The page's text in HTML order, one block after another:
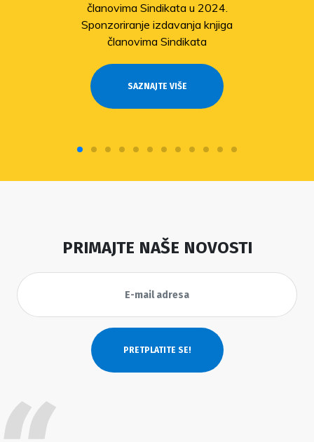
članovima Sindikata u 2024.
Sponzoriranje izdavanja knjiga
članovima Sindikata
SAZNAJTE VIŠE
PRIMAJTE NAŠE NOVOSTI